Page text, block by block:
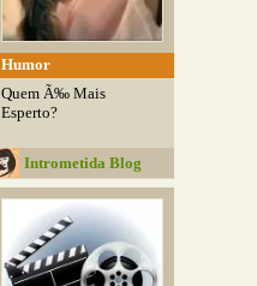
Humor
Quem Ã‰ Mais
Esperto?
Intrometida Blog